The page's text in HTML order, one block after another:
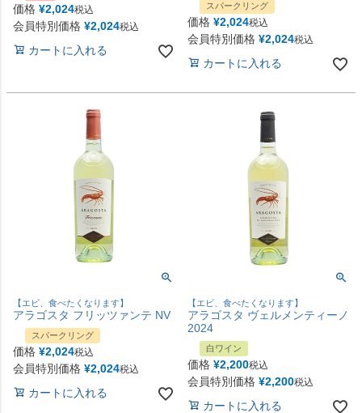
価格 ¥2,024税込
会員特別価格 ¥2,024税込
カートに入れる
スパークリング
価格 ¥2,024税込
会員特別価格 ¥2,024税込
カートに入れる
【エビ、食べたくなります】
アラゴスタ フリッツァンテ NV
スパークリング
価格 ¥2,024税込
会員特別価格 ¥2,024税込
カートに入れる
【エビ、食べたくなります】
アラゴスタ ヴェルメンティーノ
2024
白ワイン
価格 ¥2,200税込
会員特別価格 ¥2,200税込
カートに入れる